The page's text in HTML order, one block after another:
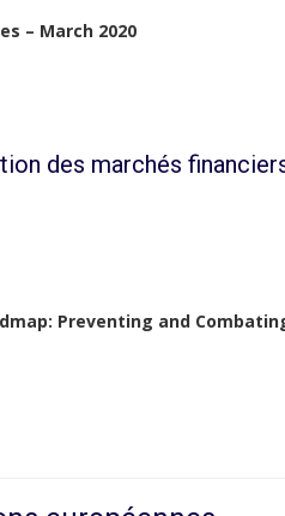
– March 2020
des marchés
Preventing and